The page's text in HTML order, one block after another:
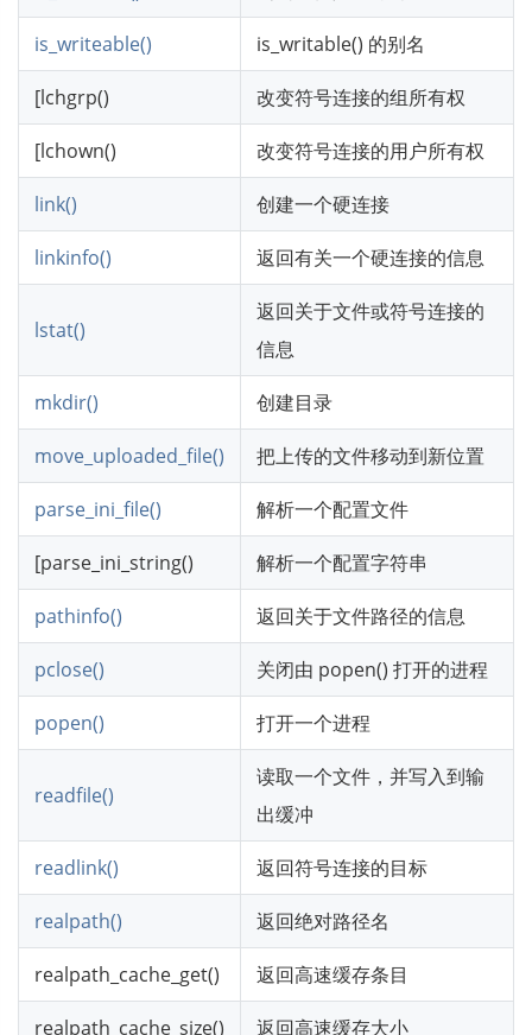
is_writeable() is_writable() 的别名
[lchgrp() 改变符号连接的组所有权
[lchown() 改变符号连接的用户所有权
link() 创建一个硬连接
linkinfo() 返回有关一个硬连接的信息
lstat()
返回关于文件或符号连接的
信息
mkdir() 创建目录
move_uploaded_file() 把上传的文件移动到新位置
parse_ini_file() 解析一个配置文件
[parse_ini_string() 解析一个配置字符串
pathinfo() 返回关于文件路径的信息
pclose() 关闭由 popen() 打开的进程
popen() 打开一个进程
readfile()
读取一个文件，并写入到输
出缓冲
readlink() 返回符号连接的目标
realpath() 返回绝对路径名
realpath_cache_get() 返回高速缓存条目
realpath_cache_size() 返回高速缓存大小